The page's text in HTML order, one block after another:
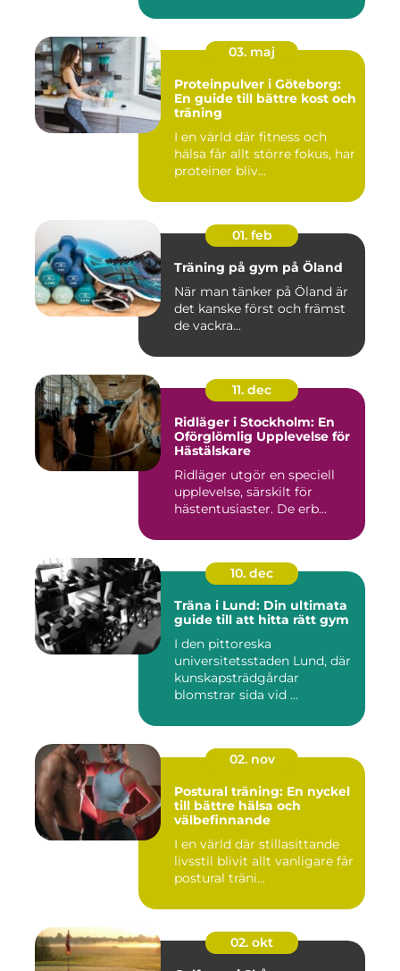
03. maj
Proteinpulver i Göteborg:
En guide till bättre kost och
träning
I en värld där fitness och
hälsa får allt större fokus, har
proteiner bliv...
01. feb
Träning på gym på Öland
När man tänker på Öland är
det kanske först och främst
de vackra...
11. dec
Ridläger i Stockholm: En
Oförglömlig Upplevelse för
Hästälskare
Ridläger utgör en speciell
upplevelse, särskilt för
hästentusiaster. De erb...
10. dec
Träna i Lund: Din ultimata
guide till att hitta rätt gym
I den pittoreska
universitetsstaden Lund, där
kunskapsträdgårdar
blomstrar sida vid ...
02. nov
Postural träning: En nyckel
till bättre hälsa och
välbefinnande
I en värld där stillasittande
livsstil blivit allt vanligare får
postural träni...
02. okt